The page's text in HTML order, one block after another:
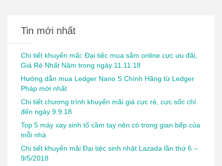
Tin mới nhất
Chi tiết khuyến mãi: Đại tiệc mua sắm online cực ưu đãi,
Giá Rẻ Nhất Năm trong ngày 11.11.18
Hướng dẫn mua Ledger Nano S Chính Hãng từ Ledger
Pháp mới nhất
Chi tiết chương trình khuyến mãi giá cực rẻ, cực sốc chỉ
đến ngày 9.9.18
Top 5 máy xay sinh tố cầm tay nên có trong gian bếp của
mỗi nhà
Chi tiết khuyến mãi Đại tiệc sinh nhật Lazada lần thứ 6 –
9/5/2018